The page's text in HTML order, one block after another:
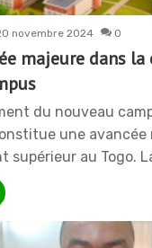
novembre 2024 0
majeure dans
du nouveau
une
supérieur au Togo.